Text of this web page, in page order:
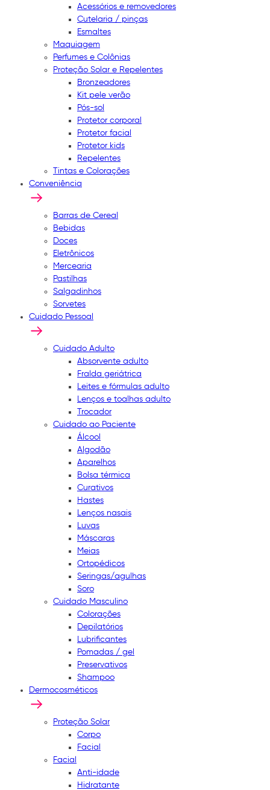
Acessórios e removedores
Cutelaria / pinças
Esmaltes
Maquiagem
Perfumes e Colônias
Proteção Solar e Repelentes
Bronzeadores
Kit pele verão
Pós-sol
Protetor corporal
Protetor facial
Protetor kids
Repelentes
Tintas e Colorações
Conveniência
Barras de Cereal
Bebidas
Doces
Eletrônicos
Mercearia
Pastilhas
Salgadinhos
Sorvetes
Cuidado Pessoal
Cuidado Adulto
Absorvente adulto
Fralda geriátrica
Leites e fórmulas adulto
Lenços e toalhas adulto
Trocador
Cuidado ao Paciente
Álcool
Algodão
Aparelhos
Bolsa térmica
Curativos
Hastes
Lenços nasais
Luvas
Máscaras
Meias
Ortopédicos
Seringas/agulhas
Soro
Cuidado Masculino
Colorações
Depilatórios
Lubrificantes
Pomadas / gel
Preservativos
Shampoo
Dermocosméticos
Proteção Solar
Corpo
Facial
Facial
Anti-idade
Hidratante